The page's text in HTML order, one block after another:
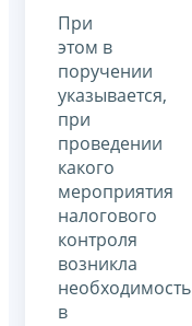
При
этом в
поручении
указывается,
при
проведении
какого
мероприятия
налогового
контроля
возникла
необходимость
в